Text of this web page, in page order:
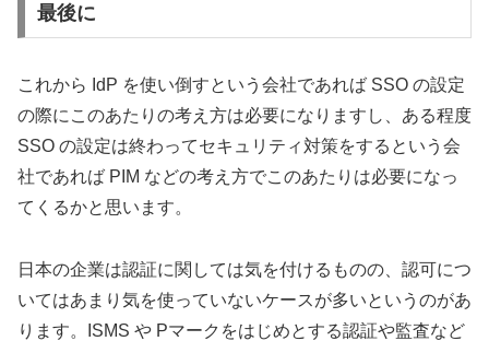
最後に
これから IdP を使い倒すという会社であれば SSO の設定
の際にこのあたりの考え方は必要になりますし、ある程度
SSO の設定は終わってセキュリティ対策をするという会
社であれば PIM などの考え方でこのあたりは必要になっ
てくるかと思います。
日本の企業は認証に関しては気を付けるものの、認可につ
いてはあまり気を使っていないケースが多いというのがあ
ります。ISMS や Pマークをはじめとする認証や監査など